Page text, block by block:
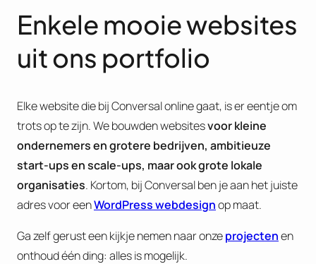
Enkele mooie websites
uit ons portfolio
Elke website die bij Conversal online gaat, is er eentje om
trots op te zijn. We bouwden websitesvoor kleine
ondernemers en grotere bedrijven, ambitieuze
start-ups en scale-ups, maar ook grote lokale
organisaties. Kortom, bij Conversal ben je aan het juiste
adres voor eenWordPress webdesignop maat.
Ga zelf gerust een kijkje nemen naar onzeprojectenen
onthoud één ding: alles is mogelijk.